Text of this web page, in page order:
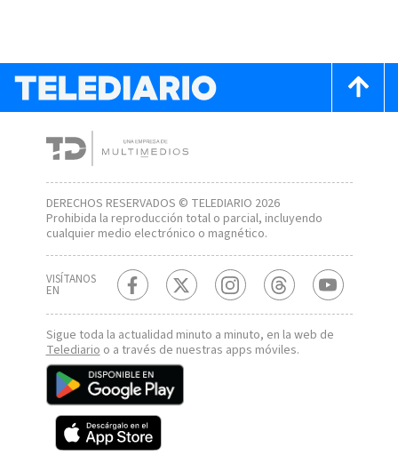
DERECHOS RESERVADOS © TELEDIARIO 2026
Prohibida la reproducción total o parcial, incluyendo
cualquier medio electrónico o magnético.
VISÍTANOS
EN
Sigue toda la actualidad minuto a minuto, en la web de
Telediarioo a través de nuestras apps móviles.